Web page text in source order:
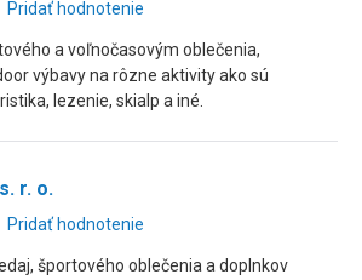
Pridať hodnotenie
a voľnočasovým oblečenia,
výbavy na rôzne aktivity ako sú
lezenie, skialp a iné.
r. o.
Pridať hodnotenie
športového oblečenia a doplnkov